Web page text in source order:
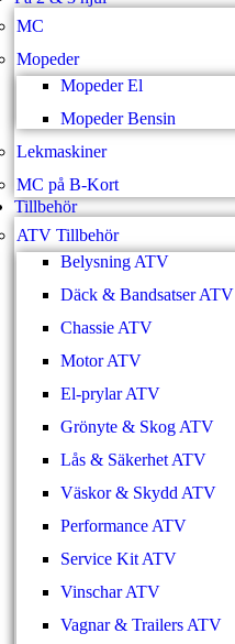
MC
Mopeder
Mopeder El
Mopeder Bensin
Lekmaskiner
MC på B-Kort
Tillbehör
ATV Tillbehör
Belysning ATV
Däck & Bandsatser ATV
Chassie ATV
Motor ATV
El-prylar ATV
Grönyte & Skog ATV
Lås & Säkerhet ATV
Väskor & Skydd ATV
Performance ATV
Service Kit ATV
Vinschar ATV
Vagnar & Trailers ATV